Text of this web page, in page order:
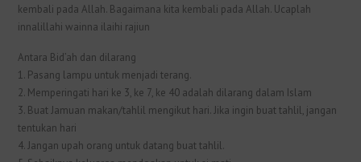
kembali pada Allah. Bagaimana kita kembali pada Allah. Ucaplah
innalillahi wainna ilaihi rajiun
Antara Bid’ah dan dilarang
1. Pasang lampu untuk menjadi terang.
2. Memperingati hari ke 3, ke 7, ke 40 adalah dilarang dalam Islam
3. Buat Jamuan makan/tahlil mengikut hari. Jika ingin buat tahlil, jangan
tentukan hari
4. Jangan upah orang untuk datang buat tahlil.